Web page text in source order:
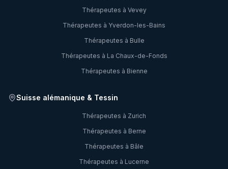
Thérapeutes à Vevey
Thérapeutes à Yverdon-les-Bains
Thérapeutes à Bulle
Thérapeutes à La Chaux-de-Fonds
Thérapeutes à Bienne
Suisse alémanique & Tessin
Thérapeutes à Zurich
Thérapeutes à Berne
Thérapeutes à Bâle
Thérapeutes à Lucerne